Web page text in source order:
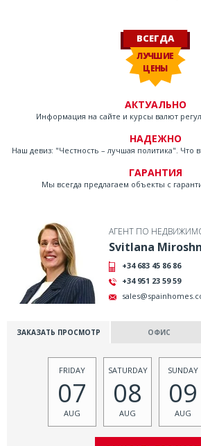
ВСЕГДА
ЛУЧШИЕ
ЦЕНЫ
АКТУАЛЬНО
Информация на сайте и курсы валют
НАДЕЖНО
Наш девиз: "Честность – лучшая политика". Что
ГАРАНТИЯ
Мы всегда предлагаем объекты с
АГЕНТ ПО
Svitlana
+34 683 45 86 86
+34 951 23 59 59
ЗАКАЗАТЬ ПРОСМОТР ОФИС
FRIDAY
07
AUG
SATURDAY
08
AUG
SUNDAY
09
AUG